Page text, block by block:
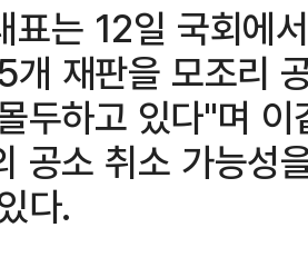
표는 12일 국회에
개 재판을 모조리
두하고 있다"며
공소 취소 가능성
다.